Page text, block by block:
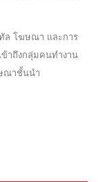
วิธีชำระ
ทัล โฆษณา และการ
ข้าถึงกลุ่มคนทำงาน
ณาชั้นนำ